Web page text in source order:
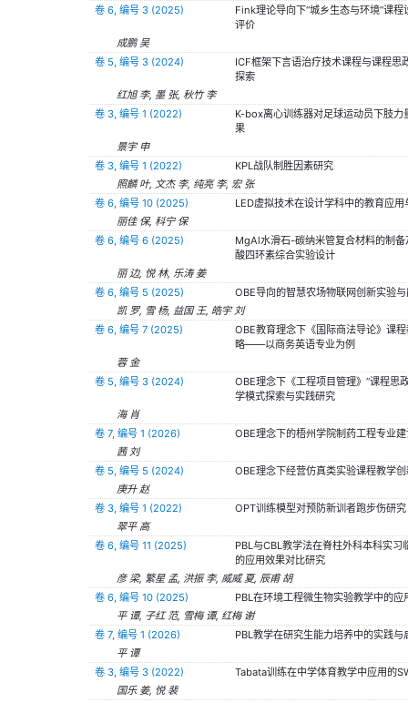
卷 6, 编号 3 (2025)
Fink理论导向下“城乡生态与环境”课程
评价
成鹏 吴
卷 5, 编号 3 (2024)
ICF框架下言语治疗技术课程与课程思
探索
红旭 李, 墨 张, 秋竹 李
卷 3, 编号 1 (2022)
K-box离心训练器对足球运动员下肢力
果
景宇 申
卷 3, 编号 1 (2022)
KPL战队制胜因素研究
照麟 叶, 文杰 李, 纯亮 李, 宏 张
卷 6, 编号 10 (2025)
LED虚拟技术在设计学科中的教育应用
丽佳 保, 科宁 保
卷 6, 编号 6 (2025)
MgAl水滑石-碳纳米管复合材料的制备
酸四环素综合实验设计
丽 边, 悦 林, 乐涛 姜
卷 6, 编号 5 (2025)
OBE导向的智慧农场物联网创新实验
凯 罗, 雪 杨, 益国 王, 皓宇 刘
卷 6, 编号 7 (2025)
OBE教育理念下《国际商法导论》课
略——以商务英语专业为例
蓉 金
卷 5, 编号 3 (2024)
OBE理念下《工程项目管理》“课程思
学模式探索与实践研究
海 肖
卷 7, 编号 1 (2026)
OBE理念下的梧州学院制药工程专业
茜 刘
卷 5, 编号 5 (2024)
OBE理念下经营仿真类实验课程教学
庚升 赵
卷 3, 编号 1 (2022)
OPT训练模型对预防新训者跑步伤研究
翠平 高
卷 6, 编号 11 (2025)
PBL与CBL教学法在脊柱外科本科实习
的应用效果对比研究
彦 梁, 繁星 孟, 洪振 李, 威威 夏, 辰甫 胡
卷 6, 编号 10 (2025)
PBL在环境工程微生物实验教学中的应
平 谭, 子红 范, 雪梅 谭, 红梅 谢
卷 7, 编号 1 (2026)
PBL教学在研究生能力培养中的实践与
平 谭
卷 3, 编号 3 (2022)
Tabata训练在中学体育教学中应用的
国乐 姜, 悦 裴